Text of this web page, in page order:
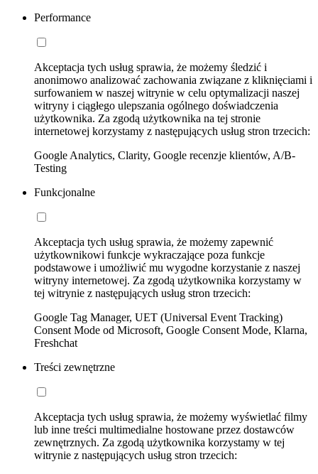
Performance
Akceptacja tych usług sprawia, że możemy śledzić i
anonimowo analizować zachowania związane z kliknięciami i
surfowaniem w naszej witrynie w celu optymalizacji naszej
witryny i ciągłego ulepszania ogólnego doświadczenia
użytkownika. Za zgodą użytkownika na tej stronie
internetowej korzystamy z następujących usług stron trzecich:
Google Analytics, Clarity, Google recenzje klientów, A/B-
Testing
Funkcjonalne
Akceptacja tych usług sprawia, że możemy zapewnić
użytkownikowi funkcje wykraczające poza funkcje
podstawowe i umożliwić mu wygodne korzystanie z naszej
witryny internetowej. Za zgodą użytkownika korzystamy w
tej witrynie z następujących usług stron trzecich:
Google Tag Manager, UET (Universal Event Tracking)
Consent Mode od Microsoft, Google Consent Mode, Klarna,
Freshchat
Treści zewnętrzne
Akceptacja tych usług sprawia, że możemy wyświetlać filmy
lub inne treści multimedialne hostowane przez dostawców
zewnętrznych. Za zgodą użytkownika korzystamy w tej
witrynie z następujących usług stron trzecich: